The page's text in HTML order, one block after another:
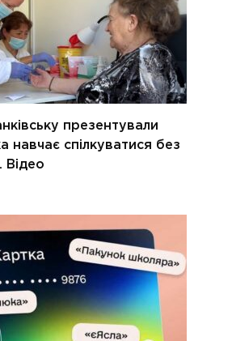
презентували
навчає спілкуватися без
Відео